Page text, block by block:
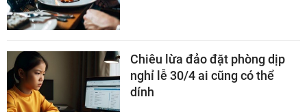
Chiêu lừa đảo đặt phòng dịp
nghỉ lễ 30/4 ai cũng có thể
dính